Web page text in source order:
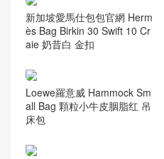
新加坡愛馬仕包包官網 Herm
ès Bag Birkin 30 Swift 10 Cr
aie 奶昔白 金扣
Loewe羅意威 Hammock Sm
all Bag 顆粒小牛皮胭脂红 吊
床包